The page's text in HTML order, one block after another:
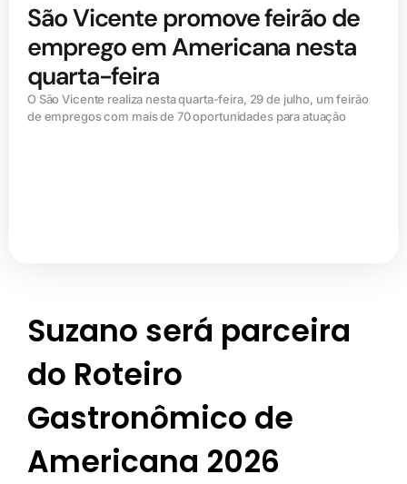
São Vicente promove feirão de
emprego em Americana nesta
quarta-feira
O São Vicente realiza nesta quarta-feira, 29 de julho, um feirão
de empregos com mais de 70 oportunidades para atuação
Suzano será parceira
do Roteiro
Gastronômico de
Americana 2026